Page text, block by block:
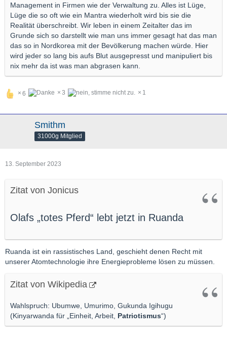
Management in Firmen wie der Verwaltung zu. Alles ist Lüge,
Lüge die so oft wie ein Mantra wiederholt wird bis sie die
Realität überschreibt. Wir leben in einem Zeitalter das im
Grunde sich so darstellt wie man uns immer gesagt hat das man
das so in Nordkorea mit der Bevölkerung machen würde. Hier
wird jeder so lang bis aufs Blut ausgepresst und manipuliert bis
nix mehr da ist was man abgrasen kann.
6 3 1
Smithm
31000g Mitglied
13. September 2023
Zitat von Jonicus
Olafs „totes Pferd“ lebt jetzt in Ruanda
Ruanda ist ein rassistisches Land, geschieht denen Recht mit
unserer Atomtechnologie ihre Energieprobleme lösen zu müssen.
Zitat von Wikipedia
Wahlspruch: Ubumwe, Umurimo, Gukunda Igihugu
(Kinyarwanda für „Einheit, Arbeit, Patriotismus“)